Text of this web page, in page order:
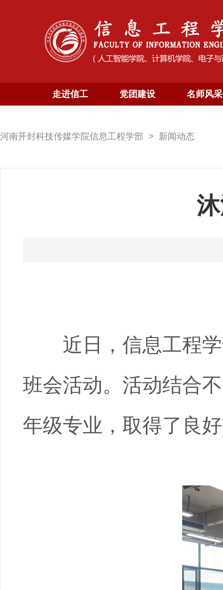
走进信工 党团建设 名师风采
河南开封科技传媒学院信息工程学部 新闻动态
近日，信息工程
班会活动。活动结合
年级专业，取得了良